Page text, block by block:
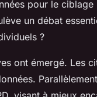
pour le
un débat
?
ont émergé. Les